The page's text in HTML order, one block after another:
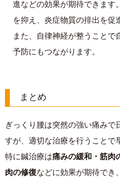
進などの効果が期待できます
を抑え、炎症物質の排出を促
また、自律神経が整うこと
予防にもつながります。
まとめ
ぎっくり腰は突然の強い痛みで
すが、適切な治療を行うことで
特に鍼治療は痛みの緩和・筋肉
肉の修復などに効果が期待でき